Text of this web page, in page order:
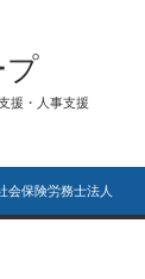
プ
援・人事支援
会保険労務士法人